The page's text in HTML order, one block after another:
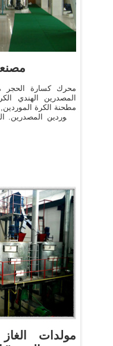
محرك كسارة الحجر
المصدرين الهندي
مطحنة الكرة
الموردين
مولدات